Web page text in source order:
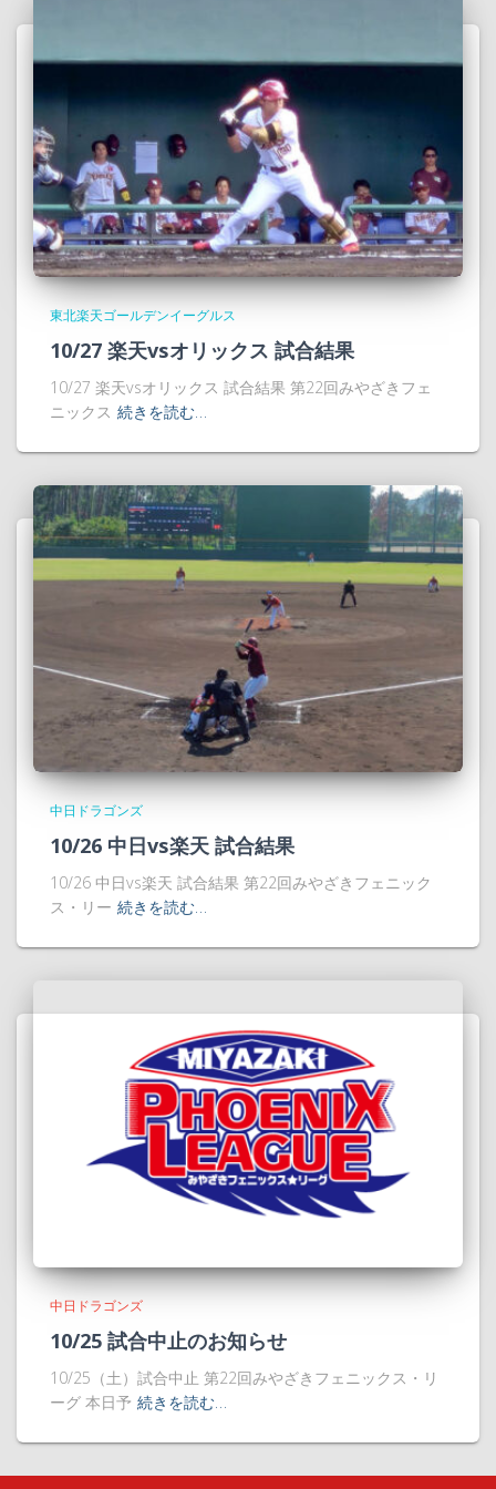
東北楽天ゴールデンイーグルス
10/27 楽天vsオリックス 試合結果
10/27 楽天vsオリックス 試合結果 第22回みやざきフェ
ニックス 続きを読む…
中日ドラゴンズ
10/26 中日vs楽天 試合結果
10/26 中日vs楽天 試合結果 第22回みやざきフェニック
ス・リー 続きを読む…
中日ドラゴンズ
10/25 試合中止のお知らせ
10/25（土）試合中止 第22回みやざきフェニックス・リ
ーグ 本日予 続きを読む…